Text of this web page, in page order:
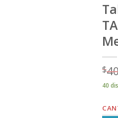
$
40